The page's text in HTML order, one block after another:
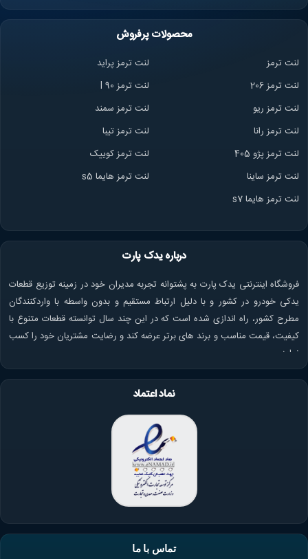
محصولات پرفروش
لنت ترمز
لنت ترمز پراید
لنت ترمز 206
لنت ترمز l 90
لنت ترمز ریو
لنت ترمز سمند
لنت ترمز رانا
لنت ترمز تیبا
لنت ترمز پژو 405
لنت ترمز کوییک
لنت ترمز ساینا
لنت ترمز هایما s5
لنت ترمز هایما s7
درباره یدک پارت
فروشگاه اینترنتی یدک پارت به پشتوانه تجربه مدیران خود در زمینه توزیع قطعات
یدکی خودرو در کشور و با دلیل ارتباط مستقیم و بدون واسطه با واردکنندگان
مطرح کشور، راه اندازی شده است که در این چند سال توانسته قطعات متنوع با
کیفیت، قیمت مناسب و برند های برتر عرضه کند و رضایت مشتریان خود را کسب
نماید.
نماد اعتماد
تماس با ما